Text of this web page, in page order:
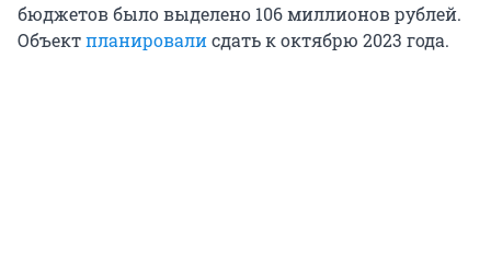
бюджетов было выделено 106 миллионов рублей.
Объектпланировалисдать к октябрю 2023 года.